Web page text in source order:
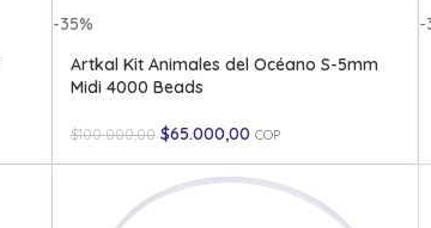
-35%
Artkal Kit Animales del Océano S-5mm
Midi 4000 Beads
$100.000,00 $65.000,00 COP
-